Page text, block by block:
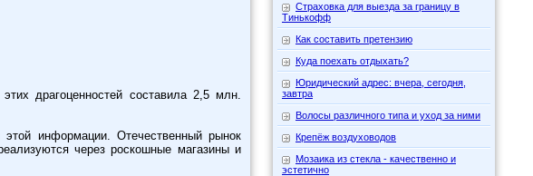
этих драгоценностей составила 2,5 млн.
этой информации. Отечественный рынок
через роскошные магазины и
Страховка для выезда за границу в
Тинькофф
Как составить претензию
Куда поехать отдыхать?
Юридический адрес: вчера, сегодня,
завтра
Волосы различного типа и уход за ними
Крепёж воздуховодов
Мозаика из стекла - качественно и
эстетично